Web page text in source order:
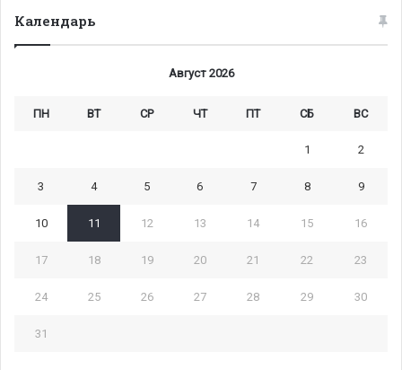
Календарь
Август 2026
ПН ВТ СР ЧТ ПТ СБ ВС
1 2
3 4 5 6 7 8 9
10 11 12 13 14 15 16
17 18 19 20 21 22 23
24 25 26 27 28 29 30
31